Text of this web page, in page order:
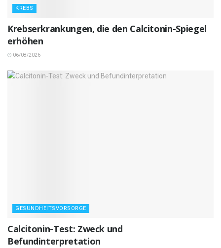
KREBS
Krebserkrankungen, die den Calcitonin-Spiegel
erhöhen
06/08/2026
GESUNDHEITSVORSORGE
Calcitonin-Test: Zweck und
Befundinterpretation